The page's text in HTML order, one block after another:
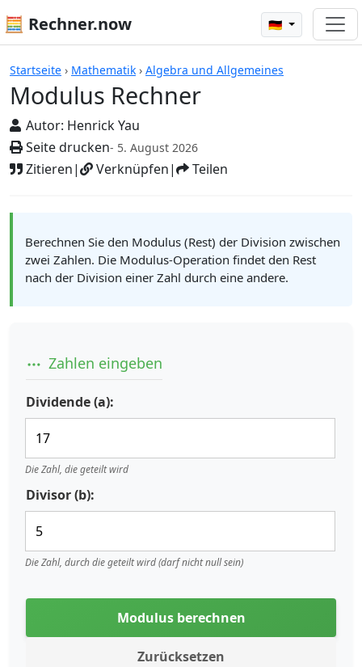
🧮 Rechner.now 🇩🇪
Startseite › Mathematik › Algebra und Allgemeines
Modulus Rechner
Autor: Henrick Yau
Seite drucken- 5. August 2026
Zitieren| Verknüpfen| Teilen
Rechner
Berechnen Sie den Modulus (Rest) der Division zwischen
zwei Zahlen. Die Modulus-Operation findet den Rest
nach der Division einer Zahl durch eine andere.
Zahlen eingeben
Dividende (a):
Die Zahl, die geteilt wird
Divisor (b):
Die Zahl, durch die geteilt wird (darf nicht null sein)
Modulus berechnen
Zurücksetzen